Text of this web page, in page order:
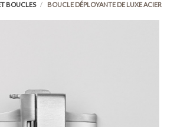
BOUCLES BOUCLE DÉPLOYANTE DE LUXE ACIER